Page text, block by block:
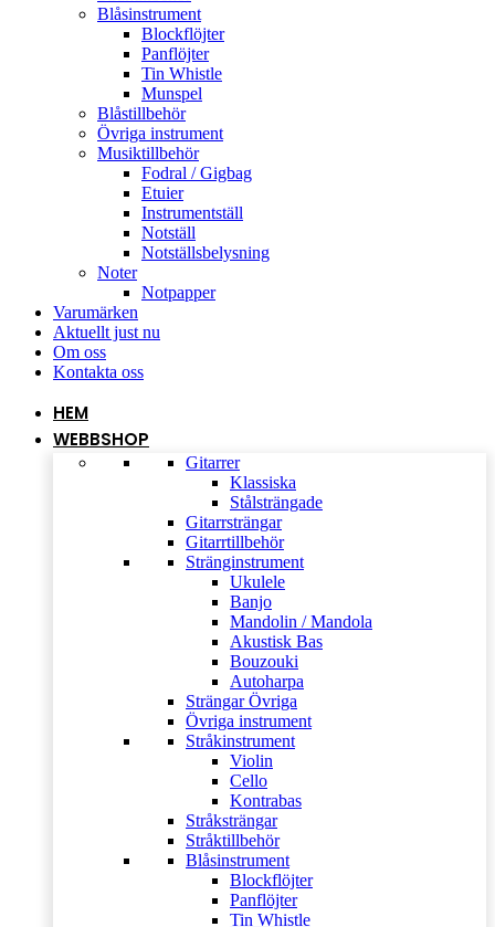
Blåsinstrument
Blockflöjter
Panflöjter
Tin Whistle
Munspel
Blåstillbehör
Övriga instrument
Musiktillbehör
Fodral / Gigbag
Etuier
Instrumentställ
Notställ
Notställsbelysning
Noter
Notpapper
Varumärken
Aktuellt just nu
Om oss
Kontakta oss
HEM
WEBBSHOP
Gitarrer
Klassiska
Stålsträngade
Gitarrsträngar
Gitarrtillbehör
Stränginstrument
Ukulele
Banjo
Mandolin / Mandola
Akustisk Bas
Bouzouki
Autoharpa
Strängar Övriga
Övriga instrument
Stråkinstrument
Violin
Cello
Kontrabas
Stråksträngar
Stråktillbehör
Blåsinstrument
Blockflöjter
Panflöjter
Tin Whistle